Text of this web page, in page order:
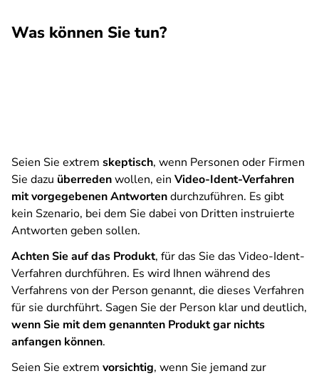
Was können Sie tun?
Seien Sie extrem skeptisch, wenn Personen oder Firmen
Sie dazu überredenwollen, ein Video-Ident-Verfahren
mit vorgegebenen Antwortendurchzuführen. Es gibt
kein Szenario, bei dem Sie dabei von Dritten instruierte
Antworten geben sollen.
Achten Sie auf das Produkt, für das Sie das Video-Ident-
Verfahren durchführen. Es wird Ihnen während des
Verfahrens von der Person genannt, die dieses Verfahren
für sie durchführt. Sagen Sie der Person klar und deutlich,
wenn Sie mit dem genannten Produkt gar nichts
anfangen können.
Seien Sie extrem vorsichtig, wenn Sie jemand zur